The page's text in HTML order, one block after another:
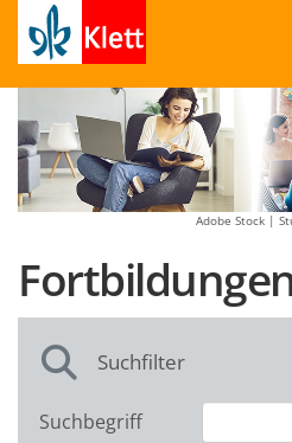
Adobe Stock |
Suchfilter
Suchbegriff